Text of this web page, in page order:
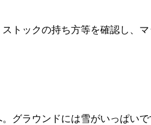
トックの持ち方等を確認し、
グラウンドには雪がいっぱい